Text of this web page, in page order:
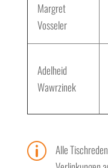
Margret
Vosseler
Adelheid
Wawrzinek
p Alle